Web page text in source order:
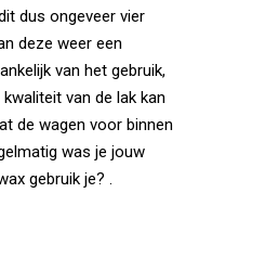
dus ongeveer vier
deze weer een
van het gebruik,
van de lak kan
de wagen voor binnen
was je jouw
gebruik je? .